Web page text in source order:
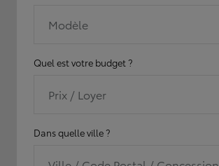
Modèle
Quel est votre budget ?
Prix / Loyer
Dans quelle ville ?